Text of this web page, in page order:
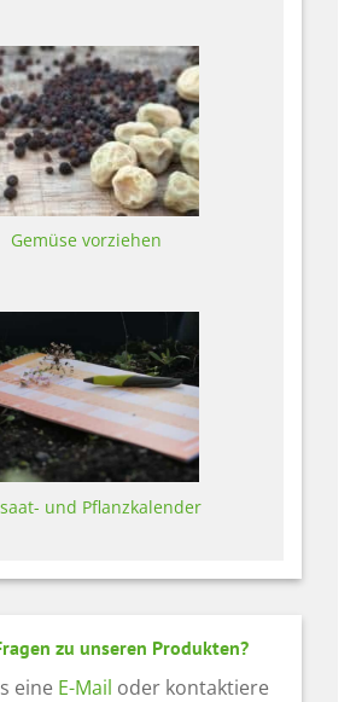
Gemüse vorziehen
und Pflanzkalender
zu unseren Produkten?
eine E-Mail oder kontaktiere